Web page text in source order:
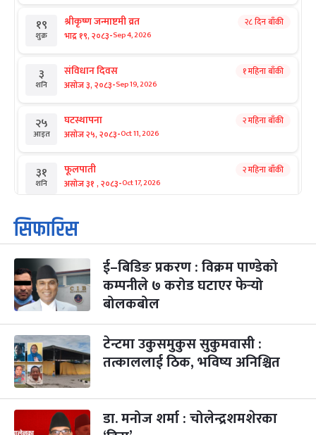
१९
शुक्र
श्रीकृष्ण जन्माष्टमी व्रत
भाद्र १९, २०८३-Sep 4, 2026
२८ दिन बाँकी
३
शनि
संविधान दिवस
असोज ३, २०८३-Sep 19, 2026
१ महिना बाँकी
२५
आइत
घटस्थापना
असोज २५, २०८३-Oct 11, 2026
२ महिना बाँकी
३१
शनि
फूलपाती
असोज ३१ , २०८३-Oct 17, 2026
२ महिना बाँकी
१
आइत
कार्तिक सङ्क्रान्ति
कार्तिक १, २०८३
३
मंगल
महानवमी
कार्तिक ३, २०८३-Oct 20, 2026
२ महिना बाँकी
४
५
बिहि
पापा‌ङ्कुशा एकादशी व्रत
कार्तिक ५, २०८३
२ महिना बाँकी
आइत
कुकुर तिहार
कार्तिक २२, २०८३-Nov 8, 2026
३ महिना बाँकी
सिफारिस
ई–बिडिङ प्रकरण : विक्रम पाण्डेको
कम्पनीले ७ करोड घटाएर फेर्‍यो
बोलकबोल
टेन्टमा उकुसमुकुस सुकुमवासी :
तत्काललाई ठिक, भविष्य अनिश्चित
डा. मनोज शर्मा : चोलेन्द्रशमशेरका